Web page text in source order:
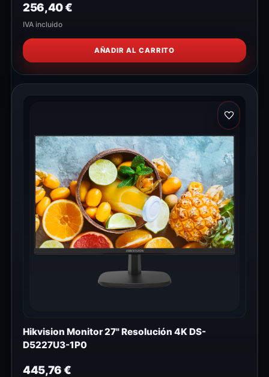
256,40€
IVA incluido
AÑADIR AL CARRITO
Hikvision Monitor 27" Resolución 4K DS-
D5227U3-1P0
445,76€